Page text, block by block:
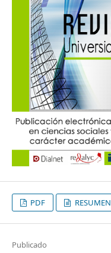
PDF RESUMEN
Publicado